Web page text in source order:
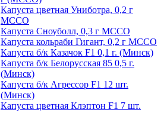
Капуста цветная Униботра, 0,2 г
МССО
Капуста Сноуболл, 0,3 г МССО
Капуста кольраби Гигант, 0,2 г МССО
Капуста б/к Казачок F1 0,1 г. (Минск)
Капуста б/к Белорусская 85 0,5 г.
(Минск)
Капуста б/к Агрессор F1 12 шт.
(Минск)
Капуста цветная Клэптон F1 7 шт.